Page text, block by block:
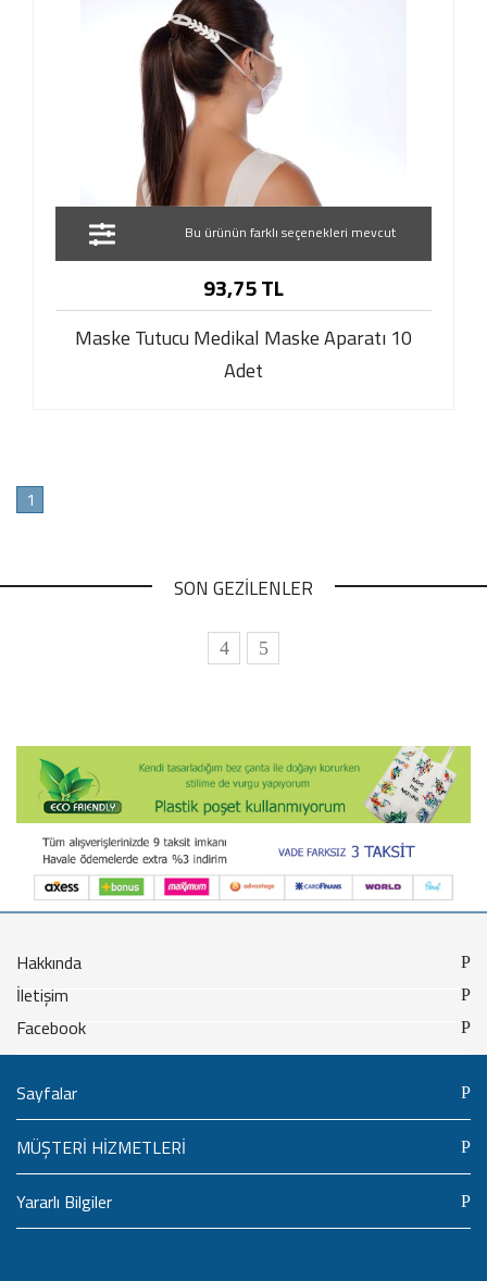
Bu ürünün farklı seçenekleri mevcut
93,75 TL
Maske Tutucu Medikal Maske Aparatı 10
Adet
1
SON GEZİLENLER
Hakkında
İletişim
Facebook
Sayfalar
MÜŞTERİ HİZMETLERİ
Yararlı Bilgiler